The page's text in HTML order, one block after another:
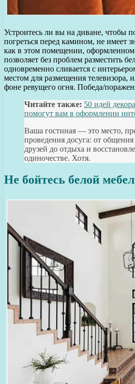
Устроитесь ли вы на диване, чтобы
погреться перед камином, не имеет
как в этом помещении,
позволяет без проблем разместить
одновременно сливается с
местом для размещения телевизора,
фоне ревущего огня. Победа/
Читайте также: 50 идей
помогут вам в оформлении
Ваша гостиная — это место,
проведения досуга: от
друзей до отдыха и
одиночестве. Хотя.
Не бойтесь белой